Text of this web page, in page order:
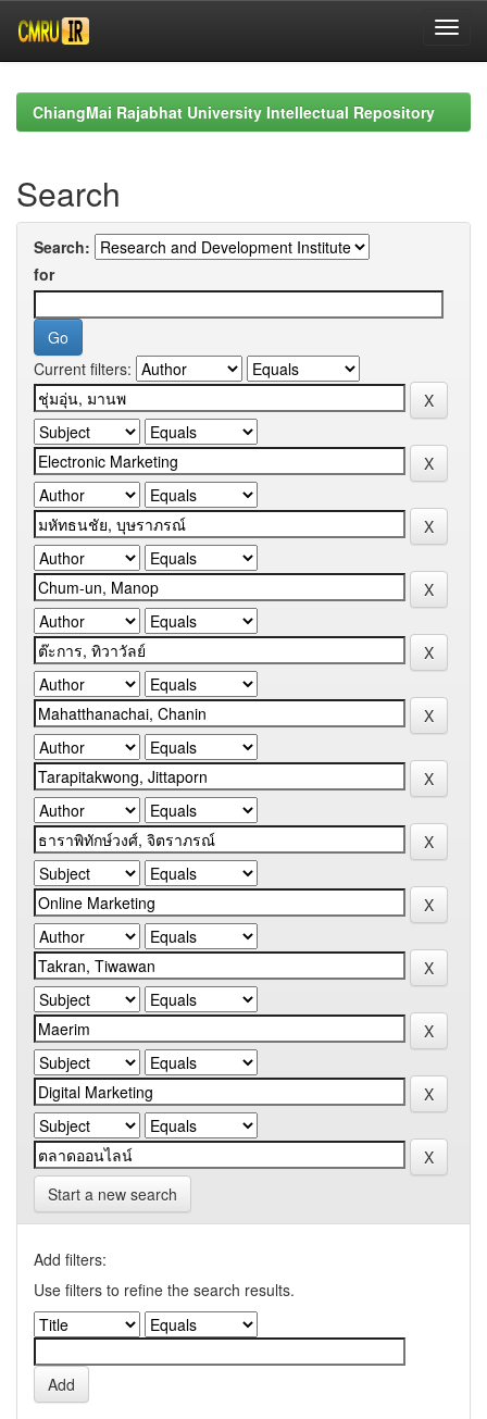
navigationChiangMai Rajabhat University Intellectual Repository
Search
Search:
for
Current filters:
Start a new search
Add filters:
Use filters to refine the search results.